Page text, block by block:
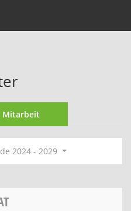
Mitarbeit
2024 - 2029